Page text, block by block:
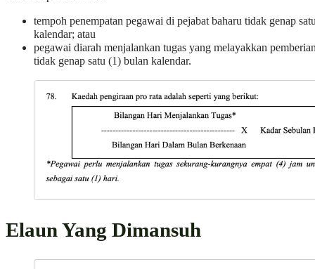
tempoh penempatan pegawai di pejabat baharu tidak genap
kalendar; atau
pegawai diarah menjalankan tugas yang melayakkan
tidak genap satu (1) bulan kalendar.
Elaun Yang Dimansuh